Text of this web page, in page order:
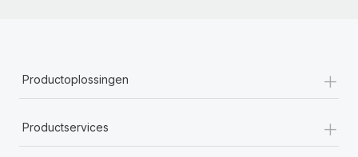
Productoplossingen +
Productservices +